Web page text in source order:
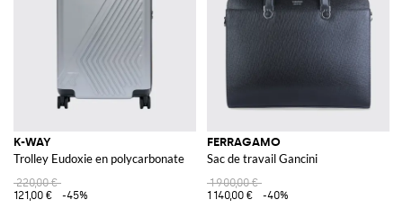
K-WAY
Trolley Eudoxie en polycarbonate
220,00 €
121,00 €
-45%
FERRAGAMO
Sac de travail Gancini
1 900,00 €
1 140,00 €
-40%